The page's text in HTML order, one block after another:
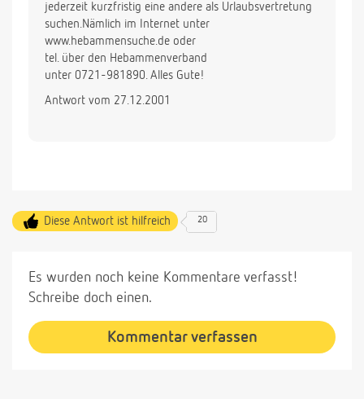
jederzeit kurzfristig eine andere als Urlaubsvertretung
suchen.Nämlich im Internet unter
www.hebammensuche.de oder
tel. über den Hebammenverband
unter 0721-981890. Alles Gute!
Antwort vom 27.12.2001
Diese Antwort ist hilfreich 20
Es wurden noch keine Kommentare verfasst!
Schreibe doch einen.
Kommentar verfassen